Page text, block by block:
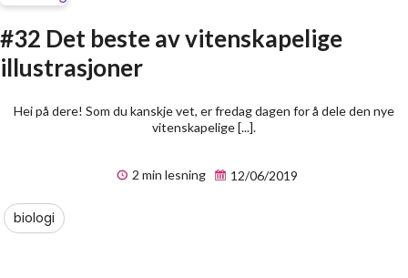
#32 Det beste av vitenskapelige
illustrasjoner
Hei på dere! Som du kanskje vet, er fredag dagen for å dele den nye
vitenskapelige [...].
2 min lesning 12/06/2019
biologi